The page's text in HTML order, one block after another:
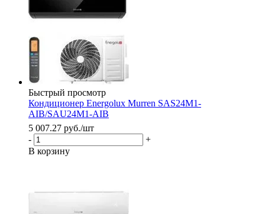
Быстрый просмотр
Кондиционер Energolux Murren SAS24M1-
AIB/SAU24M1-AIB
5 007.27 руб./шт
-
+
В корзину